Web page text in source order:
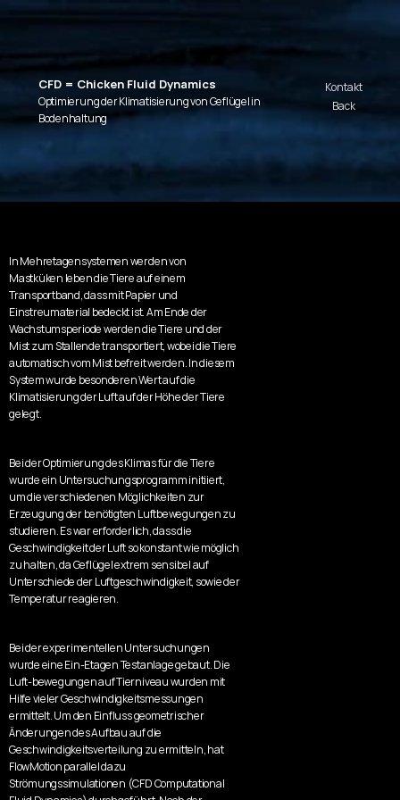
CFD = Chicken Fluid Dynamics
Optimierung der Klimatisierung von Geflügel in
Bodenhaltung
Kontakt
Back
In Mehretagensystemen werden von
Mastküken leben die Tiere auf einem
Transportband, dass mit Papier und
Einstreumaterial bedeckt ist. Am Ende der
Wachstumsperiode werden die Tiere und der
Mist zum Stallende transportiert, wobei die Tiere
automatisch vom Mist befreit werden. In diesem
System wurde besonderen Wert auf die
Klimatisierung der Luft auf der Höhe der Tiere
gelegt.
Bei der Optimierung des Klimas für die Tiere
wurde ein Untersuchungsprogramm initiiert,
um die verschiedenen Möglichkeiten zur
Erzeugung der benötigten Luftbewegungen zu
studieren. Es war erforderlich, dass die
Geschwindigkeit der Luft so konstant wie möglich
zu halten, da Geflügel extrem sensibel auf
Unterschiede der Luftgeschwindigkeit, sowie der
Temperatur reagieren.
Bei der experimentellen Untersuchungen
wurde eine Ein-Etagen Testanlage gebaut. Die
Luft-bewegungen auf Tierniveau wurden mit
Hilfe vieler Geschwindigkeitsmessungen
ermittelt. Um den Einfluss geometrischer
Änderungen des Aufbau auf die
Geschwindigkeitsverteilung zu ermitteln, hat
FlowMotion parallel dazu
Strömungssimulationen (CFD Computational